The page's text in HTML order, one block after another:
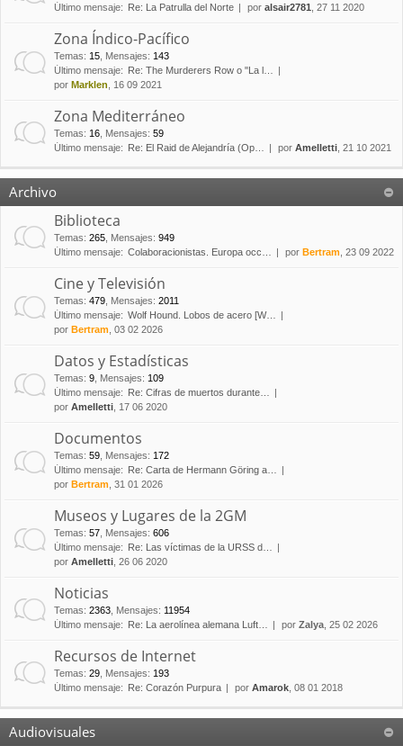
Último mensaje:
Re: La Patrulla del Norte por alsair2781 , 27 11 2020
Zona Índico-Pacífico
Temas: 15 Mensajes: 143
Último mensaje:
Re: The Murderers Row o "La l…
por Marklen , 16 09 2021
Zona Mediterráneo
Temas: 16 Mensajes: 59
Último mensaje:
Re: El Raid de Alejandría (Op… por Amelletti , 21 10 2021
Archivo
Biblioteca
Temas: 265 Mensajes: 949
Último mensaje: Colaboracionistas. Europa occ… por Bertram , 23 09 2022
Cine y Televisión
Temas: 479 Mensajes: 2011
Último mensaje: Wolf Hound. Lobos de acero [W…
por Bertram , 03 02 2026
Datos y Estadísticas
Temas: 9 Mensajes: 109
Último mensaje:
Re: Cifras de muertos durante…
por Amelletti , 17 06 2020
Documentos
Temas: 59 Mensajes: 172
Último mensaje:
Re: Carta de Hermann Göring a…
por Bertram , 31 01 2026
Museos y Lugares de la 2GM
Temas: 57 Mensajes: 606
Último mensaje:
Re: Las víctimas de la URSS d…
por Amelletti , 26 06 2020
Noticias
Temas: 2363 Mensajes: 11954
Último mensaje:
Re: La aerolínea alemana Luft… por Zalya , 25 02 2026
Recursos de Internet
Temas: 29 Mensajes: 193
Último mensaje:
Re: Corazón Purpura por Amarok , 08 01 2018
Audiovisuales